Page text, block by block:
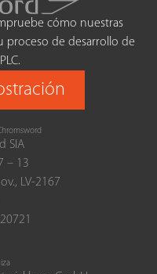
cómo nuestras
proceso de desarrollo de
SIA
– 13
LV-2167